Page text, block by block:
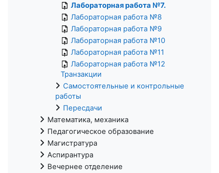
Лабораторная работа №7.
Лабораторная работа №8
Лабораторная работа №9
Лабораторная работа №10
Лабораторная работа №11
Лабораторная работа №12
Транзакции
Самостоятельные и контрольные
работы
Пересдачи
Математика, механика
Педагогическое образование
Магистратура
Аспирантура
Вечернее отделение